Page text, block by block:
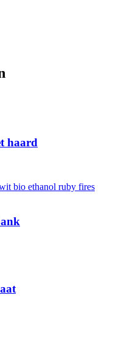
haard